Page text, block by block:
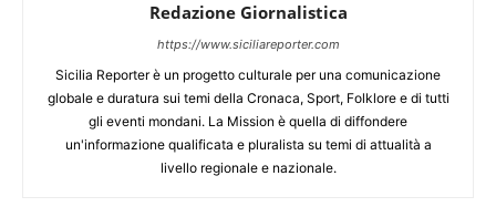
Redazione Giornalistica
https://www.siciliareporter.com
Sicilia Reporter è un progetto culturale per una comunicazione
globale e duratura sui temi della Cronaca, Sport, Folklore e di tutti
gli eventi mondani. La Mission è quella di diffondere
un'informazione qualificata e pluralista su temi di attualità a
livello regionale e nazionale.